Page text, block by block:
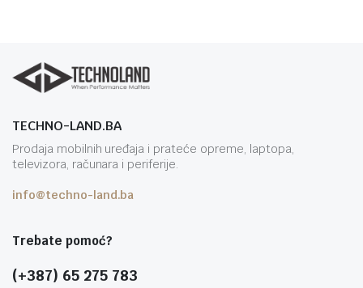
TECHNO-LAND.BA
Prodaja mobilnih uređaja i prateće opreme, laptopa,
televizora, računara i periferije.
info@techno-land.ba
Trebate pomoć?
(+387) 65 275 783